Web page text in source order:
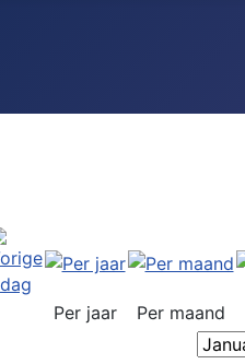
Per jaar Per maand